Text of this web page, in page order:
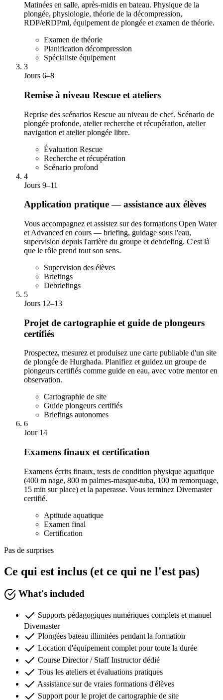
Matinées en salle, après-midis en bateau. Physique de la
plongée, physiologie, théorie de la décompression,
RDP/eRDPml, équipement de plongée et examen de théorie.
Examen de théorie
Planification décompression
Spécialiste équipement
3
Jours 6–8
Remise à niveau Rescue et ateliers
Reprise des scénarios Rescue au niveau de chef. Scénario de
plongée profonde, atelier recherche et récupération, atelier
navigation et atelier plongée libre.
Évaluation Rescue
Recherche et récupération
Scénario profond
4
Jours 9–11
Application pratique — assistance aux élèves
Vous accompagnez et assistez sur des formations Open Water
et Advanced en cours — briefing, guidage sous l'eau,
supervision depuis l'arrière du groupe et debriefing. C'est là
que le rôle prend tout son sens.
Supervision des élèves
Briefings
Debriefings
5
Jours 12–13
Projet de cartographie et guide de plongeurs
certifiés
Prospectez, mesurez et produisez une carte publiable d'un site
de plongée de Hurghada. Planifiez et guidez un groupe de
plongeurs certifiés comme guide en eau, avec votre mentor en
observation.
Cartographie de site
Guide plongeurs certifiés
Briefings autonomes
6
Jour 14
Examens finaux et certification
Examens écrits finaux, tests de condition physique aquatique
(400 m nage, 800 m palmes-masque-tuba, 100 m remorquage,
15 min sur place) et la paperasse. Vous terminez Divemaster
certifié.
Aptitude aquatique
Examen final
Certification
Pas de surprises
Ce qui est inclus (et ce qui ne l'est pas)
What's included
Supports pédagogiques numériques complets et manuel
Divemaster
Plongées bateau illimitées pendant la formation
Location d'équipement complet pour toute la durée
Course Director / Staff Instructor dédié
Tous les ateliers et évaluations pratiques
Assistance sur de vraies formations d'élèves
Support pour le projet de cartographie de site